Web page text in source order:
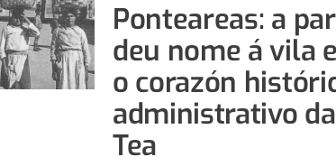
Ponteareas: a
deu nome á vila
o corazón
administrativo
Tea